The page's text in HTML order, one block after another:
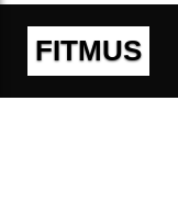
FITMUS